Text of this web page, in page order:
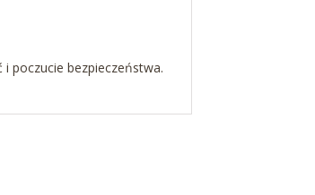
poczucie bezpieczeństwa.